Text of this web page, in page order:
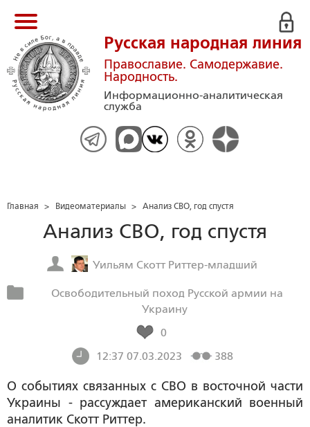
Русская народная линия
Православие. Самодержавие.
Народность.
Информационно-аналитическая
служба
Главная > Видеоматериалы > Анализ СВО, год спустя
Анализ СВО, год спустя
Уильям Скотт Риттер-младший
Освободительный поход Русской армии на
Украину
0
12:37 07.03.2023
388
О событиях связанных с СВО в восточной части
Украины - рассуждает американский военный
аналитик Скотт Риттер.